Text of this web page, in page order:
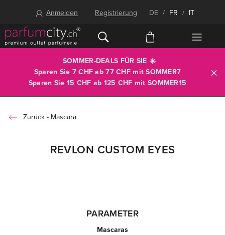
Anmelden Registrierung DE / FR / IT
SOMMER-DEALS FÜR SIE ☀️
Sparen Sie 7 CHF ab 77 CHF mitSOMMER7
Sparen Sie 15 CHF ab 125 CHF mit SOMMER15
Mascara
REVLON CUSTOM EYES
PARAMETER
Mascaras